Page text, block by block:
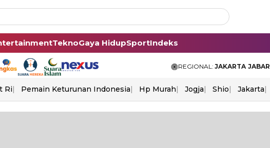
TeknoGaya HidupSportIndeks
REGIONAL: JAKARTA JABAR
Ri Pemain Keturunan Indonesia Hp Murah Jogja Shio Jakarta